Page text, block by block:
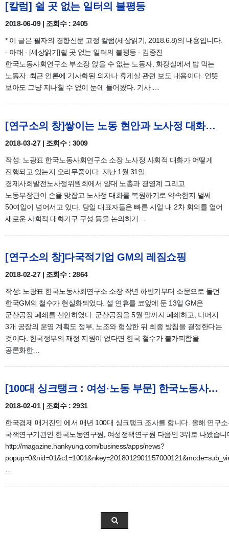
[칼럼] 쉴 곳 없는 일터의 불평등
2018-06-09 | 조회수 : 2405
* 이 글은 필자의 경향신문 고정 칼럼(세상읽기, 2018.6.8)의 내용입니다.
- 아래 - [세상읽기]쉴 곳 없는 일터의 불평등 - 김종진
한국노동사회연구소 부소장 앉을 수 없는 노동자, 화장실에서 밥 먹는
노동자. 최근 언론에 기사화된 의자나 휴게실 관련 보도 내용이다. 언뜻
보아도 그냥 지나칠 수 없이 눈에 들어왔다. 기사 …
[연구소의 창]쌓이는 노동 현안과 노사정 대화의 실종
2018-03-27 | 조회수 : 3009
작성: 노광표 한국노동사회연구소 소장 노사정 사회적 대화가 어떻게
진행되고 있는지 오리무중이다. 지난 1월 31일
경제사회발전노사정위원회에서 양대 노총과 경영계 그리고
노동부장관이 손을 맞잡고 노사정 대화를 복원하기로 약속한지 벌써
50여일이 넘어서고 있다. 당일 대표자들은 빠른 시일 내 2차 회의를 열어
새로운 사회적 대화기구 구성 등을 논의하기…
[연구소의 창]다국적기업 GM의 레짐쇼핑
2018-02-27 | 조회수 : 2864
작성: 노광표 한국노동사회연구소 소장 작년 하반기부터 소문으로 돌던
한국GM의 철수가 현실화되었다. 설 연휴를 코앞에 둔 13일 GM은
군산공장 폐쇄를 선언하였다. 군산공장을 5월 말까지 폐쇄하고, 나머지
3개 공장의 운영 계획도 정부, 노조와 협상한 뒤 최종 방침을 결정한다는
것이다. 한국정부의 재정 지원이 없다면 한국 철수가 불가피함을
공론화한…
[100대 싱크탱크 : 여성·노동 부문] 한국노동사회연구소 3위
2018-02-01 | 조회수 : 2931
한국경제 매거진인 에서 매년 100대 싱크탱크 조사를 합니다. 올해 연구
국책연구기관인 한국노동연구원, 여성정책연구원 다음인 3위로 나왔습니
http://magazine.hankyung.com/business/apps/news?